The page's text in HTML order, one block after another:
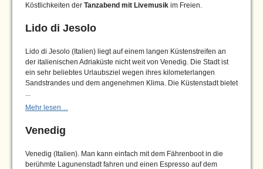
Köstlichkeiten der Tanzabend mit Livemusik im Freien.
Lido di Jesolo
Lido di Jesolo (Italien) liegt auf einem langen Küstenstreifen an
der italienischen Adriaküste nicht weit von Venedig. Die Stadt ist
ein sehr beliebtes Urlaubsziel wegen ihres kilometerlangen
Sandstrandes und dem angenehmen Klima. Die Küstenstadt bietet
...
Mehr lesen…
Venedig
Venedig (Italien). Man kann einfach mit dem Fährenboot in die
berühmte Lagunenstadt fahren und einen Espresso auf dem